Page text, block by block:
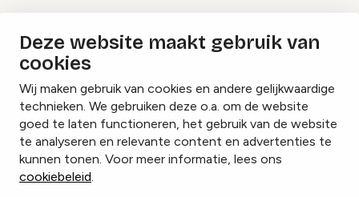
Deze website maakt gebruik van
cookies
Wij maken gebruik van cookies en andere gelijkwaardige
technieken. We gebruiken deze o.a. om de website
goed te laten functioneren, het gebruik van de website
te analyseren en relevante content en advertenties te
kunnen tonen. Voor meer informatie, lees ons
cookiebeleid.
Inspiratie en tips om evenementen te
organiseren?
Lees onze inspiratieblogs